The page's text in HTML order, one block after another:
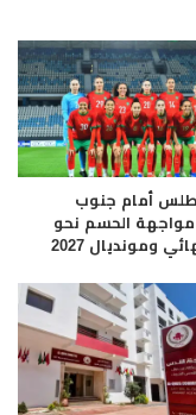
أمام جنوب
مواجهة الحسم نحو
ومونديال 2027